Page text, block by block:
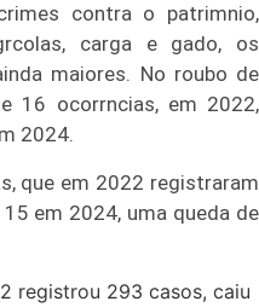
contra o patrimnio,
carga e gado, os
maiores. No roubo de
16 ocorrncias, em 2022,
2024.
que em 2022 registraram
em 2024, uma queda de
registrou 293 casos, caiu